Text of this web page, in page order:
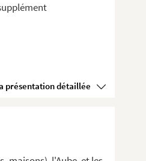
Voir la présentation détaillée